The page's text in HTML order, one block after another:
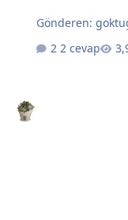
Gönderen:
2 cevap